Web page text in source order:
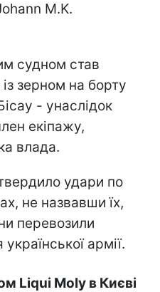
M.K.
судном став
зерном на борту
- унаслідок
екіпажу,
влада.
удари по
не назвавши їх,
перевозили
армії.
Liqui Moly в Києві